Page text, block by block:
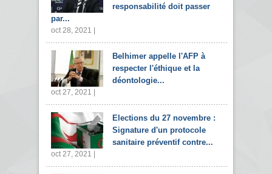
responsabilité doit passer
par...
oct 28, 2021 |
Belhimer appelle l'AFP à
respecter l'éthique et la
déontologie...
oct 27, 2021 |
Elections du 27 novembre :
Signature d'un protocole
sanitaire préventif contre...
oct 27, 2021 |